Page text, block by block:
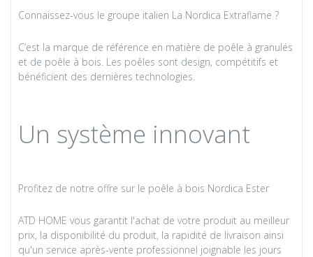
Connaissez-vous le groupe italien La Nordica Extraflame ?
C’est la marque de référence en matière de poêle à granulés
et de poêle à bois. Les poêles sont design, compétitifs et
bénéficient des dernières technologies.
Un système innovant
Profitez de notre offre sur le poêle à bois Nordica Ester
ATD HOME vous garantit l'achat de votre produit au meilleur
prix, la disponibilité du produit, la rapidité de livraison ainsi
qu'un service après-vente professionnel joignable les jours